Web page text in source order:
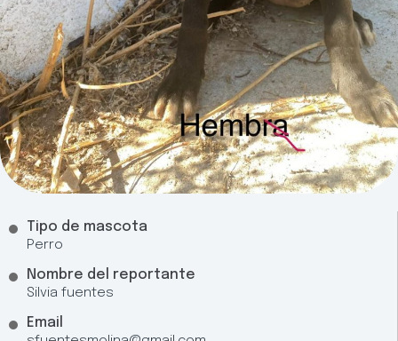
Tipo de mascota
Perro
Nombre del reportante
Silvia fuentes
Email